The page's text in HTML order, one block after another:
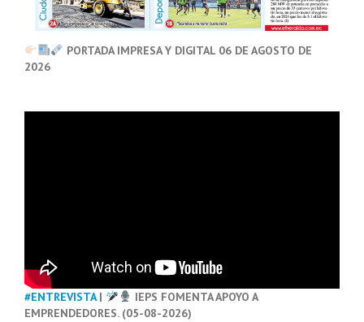
PORTADA IMPRESA Y DIGITAL 06 DE AGOSTO DE
2026
#ENTREVISTA|
IEPS FOMENTA APOYO A
EMPRENDEDORES. (05-08-2026)